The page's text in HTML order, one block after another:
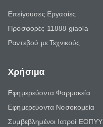
Επείγουσες Εργασίες
Προσφορές 11888 giaola
Ραντεβού με Τεχνικούς
Χρήσιμα
Εφημερεύοντα Φαρμακεία
Εφημερεύοντα Νοσοκομεία
Συμβεβλημένοι Ιατροί ΕΟΠΥΥ